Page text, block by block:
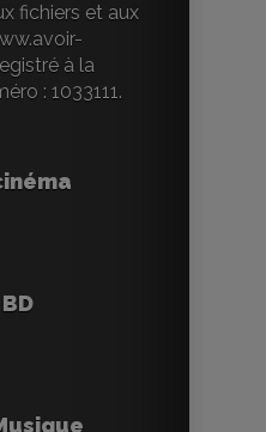
fichiers et aux
à la
: 1033111.